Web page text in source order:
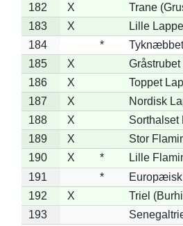
182
X
Trane
183
X
Lille
184
*
185
X
186
X
Toppet
187
X
Nordisk
188
X
Sorthalset
189
X
Stor
190
X *
Lille
191
*
192
X
Triel
193